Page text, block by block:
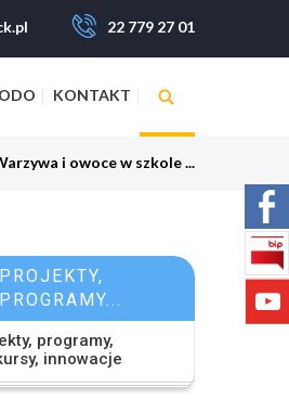
22 779 27 01
KONTAKT
i owoce w szkole ...
PROJEKTY,
PROGRAMY...
programy,
innowacje